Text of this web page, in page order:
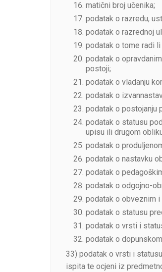
matični broj učenika;
podatak o razredu,
podatak o razrednoj
podatak o tome radi
podatak o
postoji;
podatak o vladanju
podatak o
podatak o postojanju
podatak o statusu
upisu ili drugom
podatak o
podatak o nastavku
podatak o
podatak o odgojno-
podatak o obveznim
podatak o statusu
podatak o vrsti i
podatak o
33) podatak o vrsti i
ispita te ocjeni iz